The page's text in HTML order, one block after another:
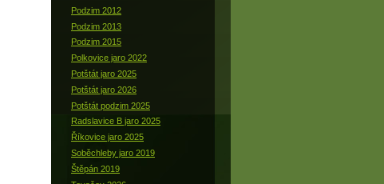
Podzim 2012
Podzim 2013
Podzim 2015
Polkovice jaro 2022
Potštát jaro 2025
Potštát jaro 2026
Potštát podzim 2025
Radslavice B jaro 2025
Říkovice jaro 2025
Soběchleby jaro 2019
Štěpán 2019